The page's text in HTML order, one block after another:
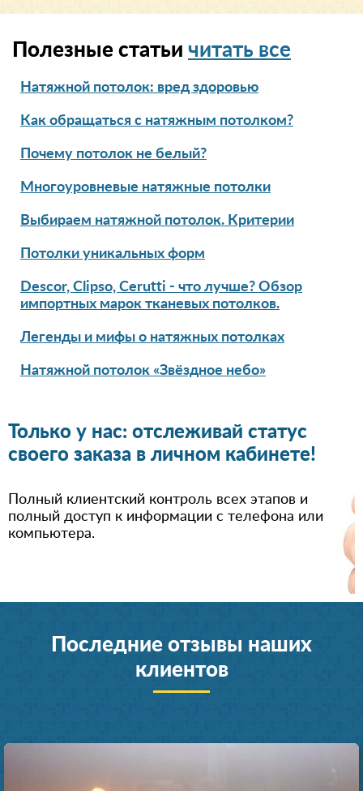
Полезные статьи читать все
Натяжной потолок: вред здоровью
Как обращаться с натяжным потолком?
Почему потолок не белый?
Многоуровневые натяжные потолки
Выбираем натяжной потолок. Критерии
Потолки уникальных форм
Descor, Clipso, Cerutti - что лучше? Обзор
импортных марок тканевых потолков.
Легенды и мифы о натяжных потолках
Натяжной потолок «Звёздное небо»
Только у нас: отслеживай статус
своего заказа в личном кабинете!
Полный клиентский контроль всех этапов и
полный доступ к информации с телефона или
компьютера.
Последние отзывы наших
клиентов